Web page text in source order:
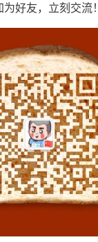
好友，立刻交流！